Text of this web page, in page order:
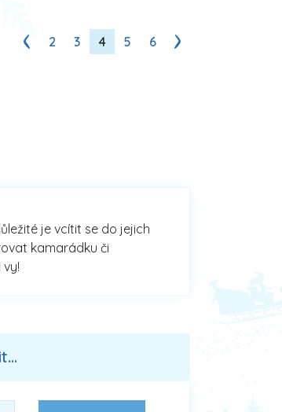
2 3 4 5 6
je vcítit se do jejich
kamarádku či